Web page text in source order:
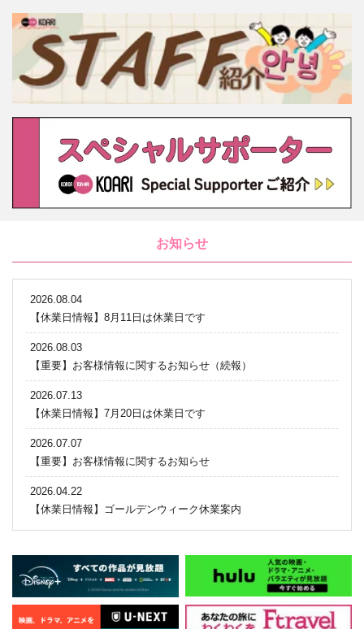
お知らせ
2026.08.04
【休業日情報】8月11日は休業日です
2026.08.03
【重要】お客様情報に関するお知らせ（続報）
2026.07.13
【休業日情報】7月20日は休業日です
2026.07.07
【重要】お客様情報に関するお知らせ
2026.04.22
【休業日情報】ゴールデンウィーク休業案内